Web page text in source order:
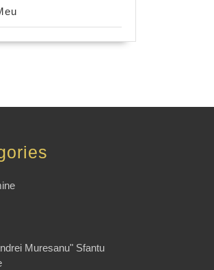
Muresanu" Sfantu